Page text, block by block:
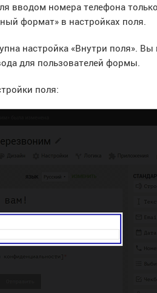
вводом номера телефона
формат» в настройках поля.
настройка «Внутри поля».
для пользователей формы.
поля: